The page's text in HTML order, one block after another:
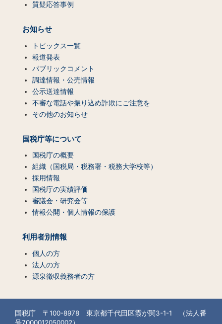
質疑応答事例
お知らせ
トピックス一覧
報道発表
パブリックコメント
調達情報・公売情報
公示送達情報
不審な電話や振り込め詐欺にご注意を
その他のお知らせ
国税庁等について
国税庁の概要
組織（国税局・税務署・税務大学校等）
採用情報
国税庁の実績評価
審議会・研究会等
情報公開・個人情報の保護
利用者別情報
個人の方
法人の方
源泉徴収義務者の方
国税庁 〒100-8978 東京都千代田区霞が関3-1-1 （法人番